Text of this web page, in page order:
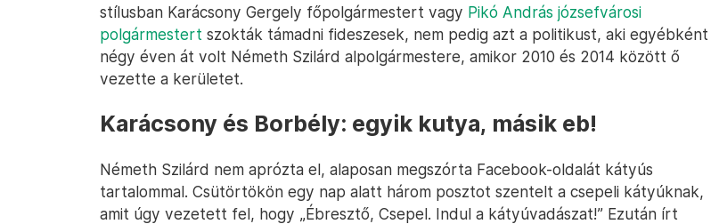
stílusban Karácsony Gergely főpolgármestert vagy Pikó András józsefvárosi
polgármestert szokták támadni fideszesek, nem pedig azt a politikust, aki egyébként
négy éven át volt Németh Szilárd alpolgármestere, amikor 2010 és 2014 között ő
vezette a kerületet.
Karácsony és Borbély: egyik kutya, másik eb!
Németh Szilárd nem aprózta el, alaposan megszórta Facebook-oldalát kátyús
tartalommal. Csütörtökön egy nap alatt három posztot szentelt a csepeli kátyúknak,
amit úgy vezetett fel, hogy „Ébresztő, Csepel. Indul a kátyúvadászat!” Ezután írt